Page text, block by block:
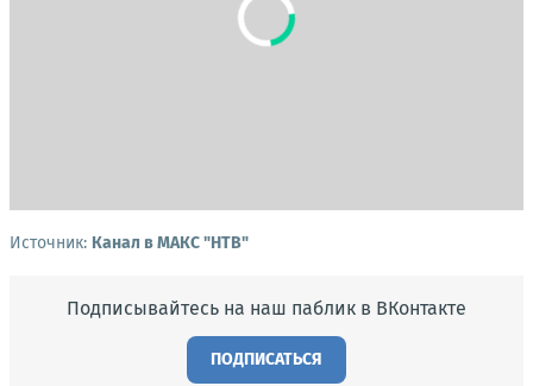
Источник: Канал в МАКС "НТВ"
Подписывайтесь на наш паблик в ВКонтакте
ПОДПИСАТЬСЯ